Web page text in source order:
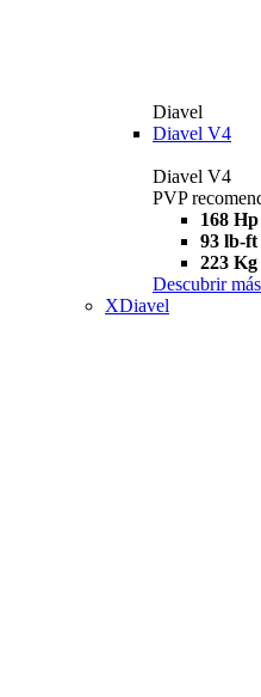
Diavel
Diavel V4
Diavel V4
PVP
168 Hp
93 lb-ft
223 Kg
Descubrir más
XDiavel